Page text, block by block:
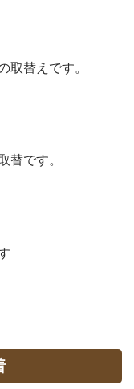
取替えです。
替です。